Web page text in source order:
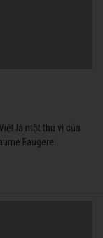
là một thú vị của
Faugere.